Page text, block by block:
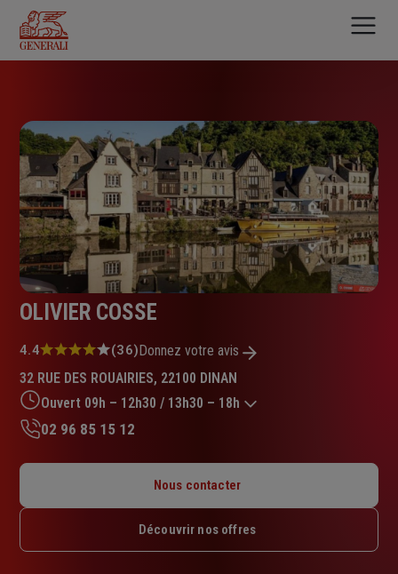
contenu
principal
OLIVIER COSSE
Note
4.4
sur
5
étoiles
4.4 (36)Donnez votre avis
32 RUE DES ROUAIRIES, 22100 DINAN
Ouvert 09h – 12h30 / 13h30 – 18h
Mardi : 09h – 12h30 / 13h30 – 18h
Jeudi : 09h – 12h30 / 13h30 – 18h
02 96 85 15 12
Nous contacter
Découvrir nos offres